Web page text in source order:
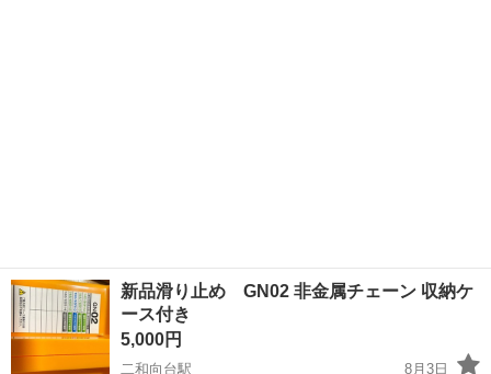
新品滑り止め GN02 非金属チェーン 収納ケ
ース付き
5,000円
二和向台駅
8月3日